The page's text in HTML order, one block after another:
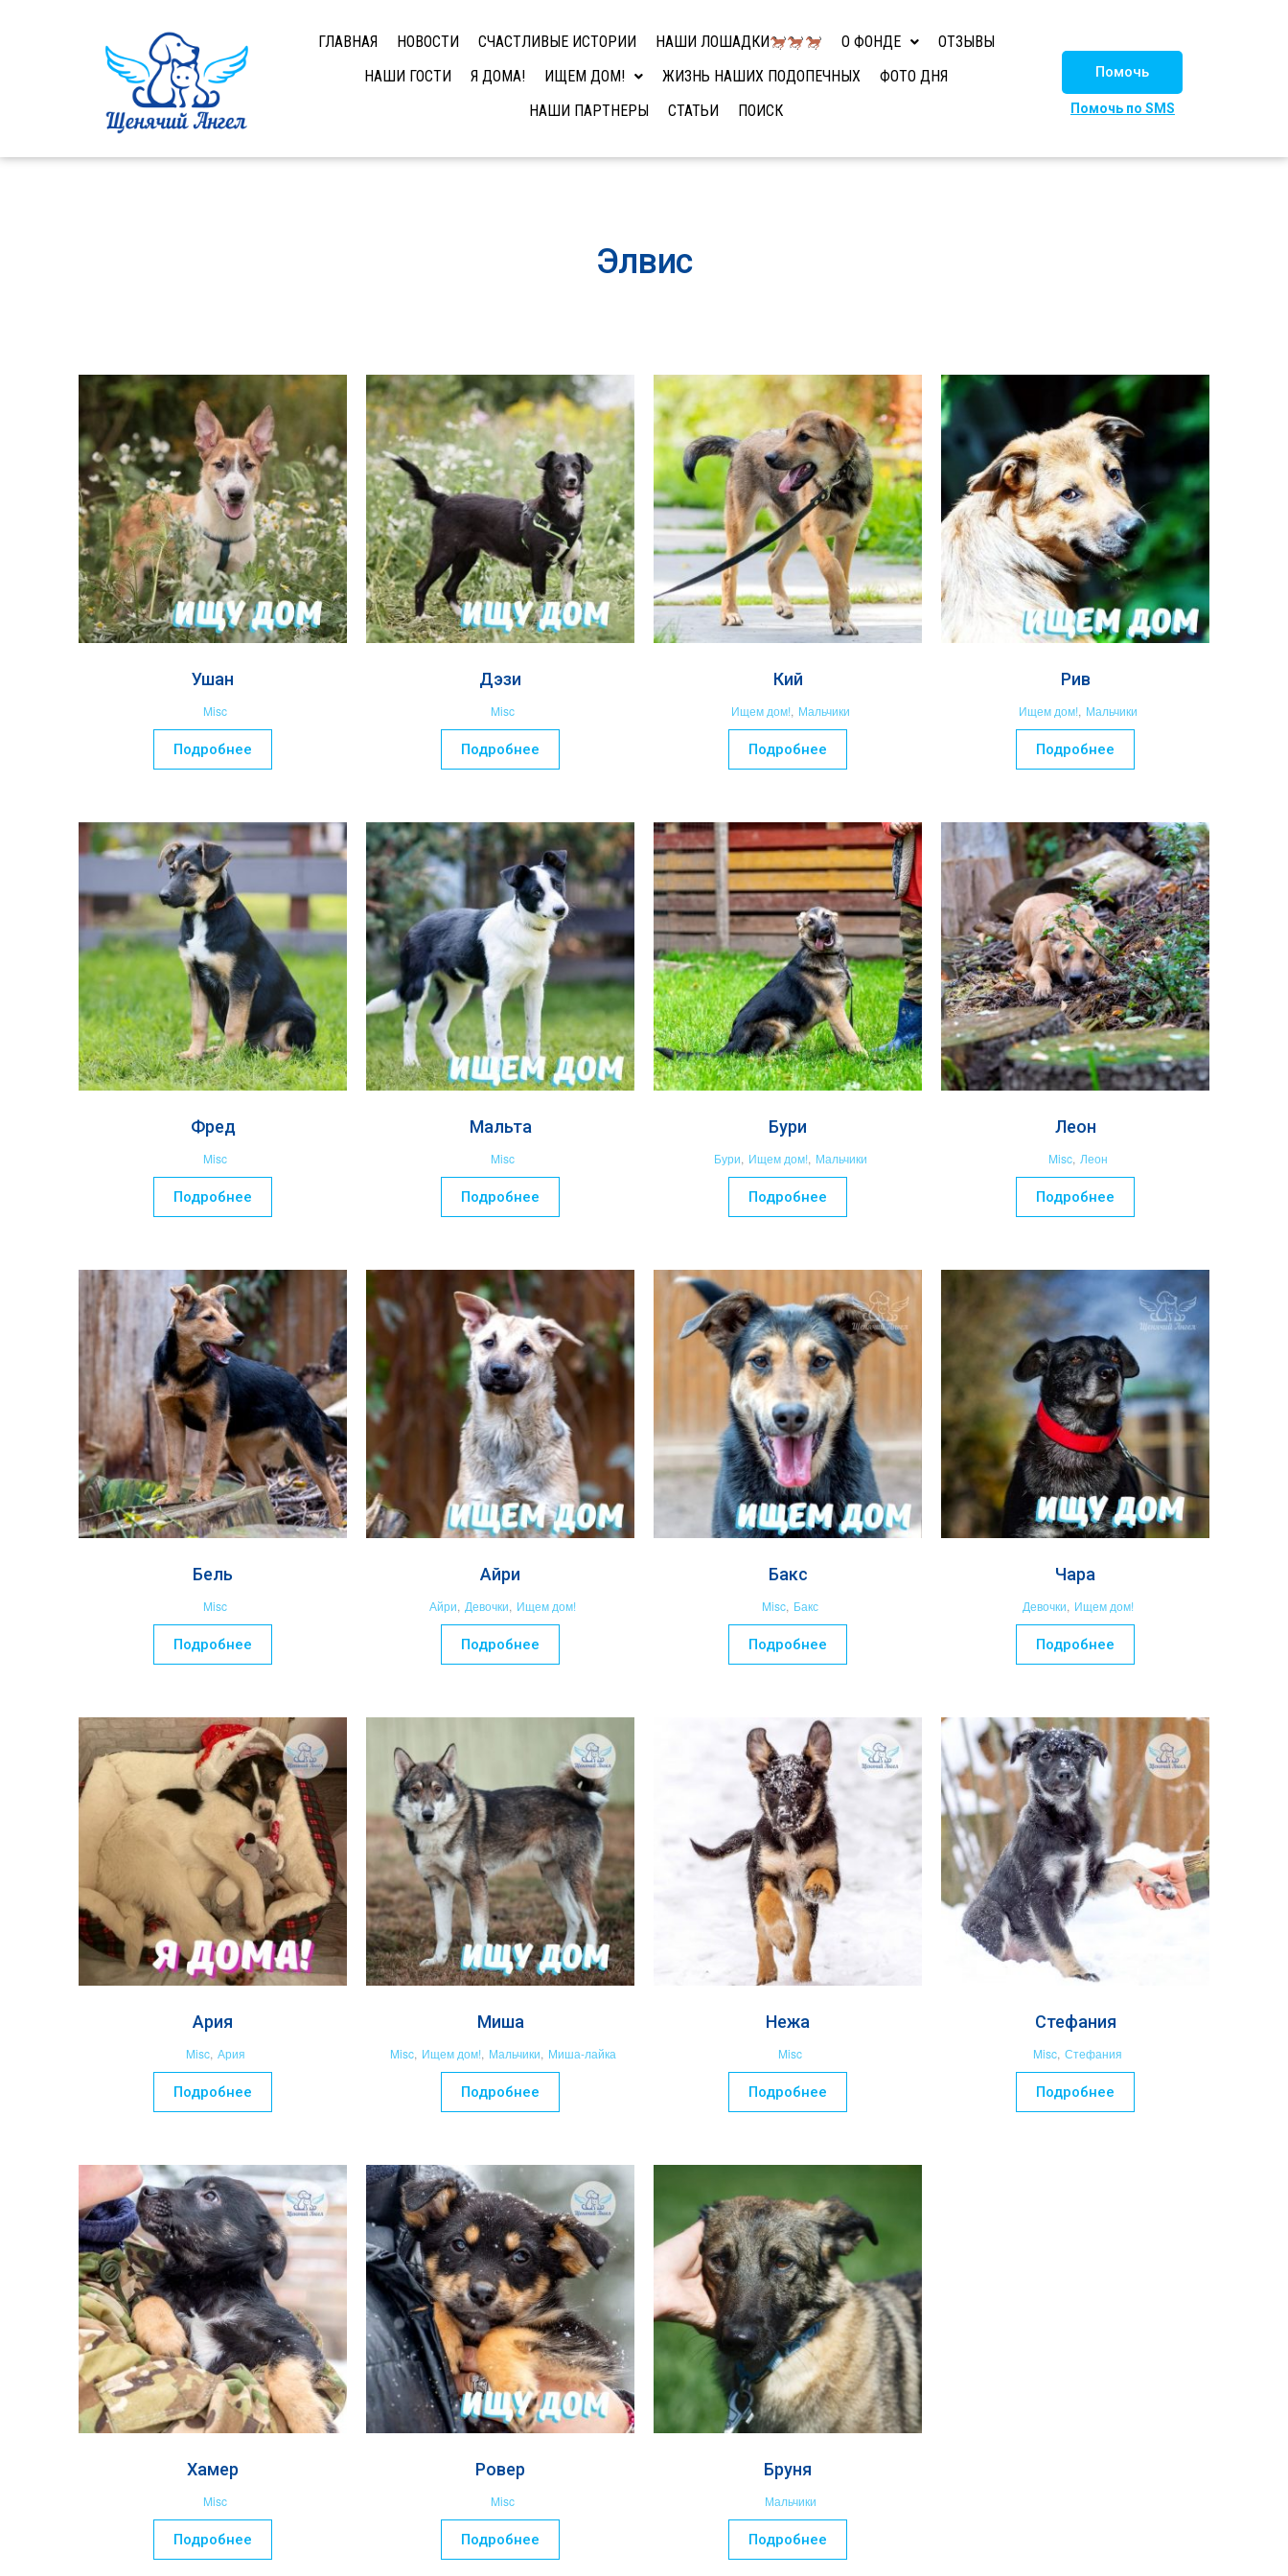
ГЛАВНАЯ НОВОСТИ СЧАСТЛИВЫЕ ИСТОРИИ НАШИ ЛОШАДКИ О ФОНДЕ
ОТЗЫВЫ
НАШИ ГОСТИ
Я ДОМА! ИЩЕМ ДОМ! ЖИЗНЬ НАШИХ ПОДОПЕЧНЫХ
ФОТО ДНЯ
НАШИ ПАРТНЕРЫ
СТАТЬИ ПОИСК
Помочь
Помочь по SMS
Элвис
Ушан
Misc
Подробнее
Дэзи
Misc
Подробнее
Кий
Ищем дом!, Мальчики
Подробнее
Рив
Ищем дом!, Мальчики
Подробнее
Фред
Misc
Подробнее
Мальта
Misc
Подробнее
Бури
Бури, Ищем дом!, Мальчики
Подробнее
Леон
Misc, Леон
Подробнее
Бель
Misc
Подробнее
Айри
Айри, Девочки, Ищем дом!
Подробнее
Бакс
Misc, Бакс
Подробнее
Чара
Девочки, Ищем дом!
Подробнее
Ария
Misc, Ария
Подробнее
Миша
Misc, Ищем дом!, Мальчики, Миша-лайка
Подробнее
Нежа
Misc
Подробнее
Стефания
Misc, Стефания
Подробнее
Хамер
Misc
Подробнее
Ровер
Misc
Подробнее
Бруня
Мальчики
Подробнее